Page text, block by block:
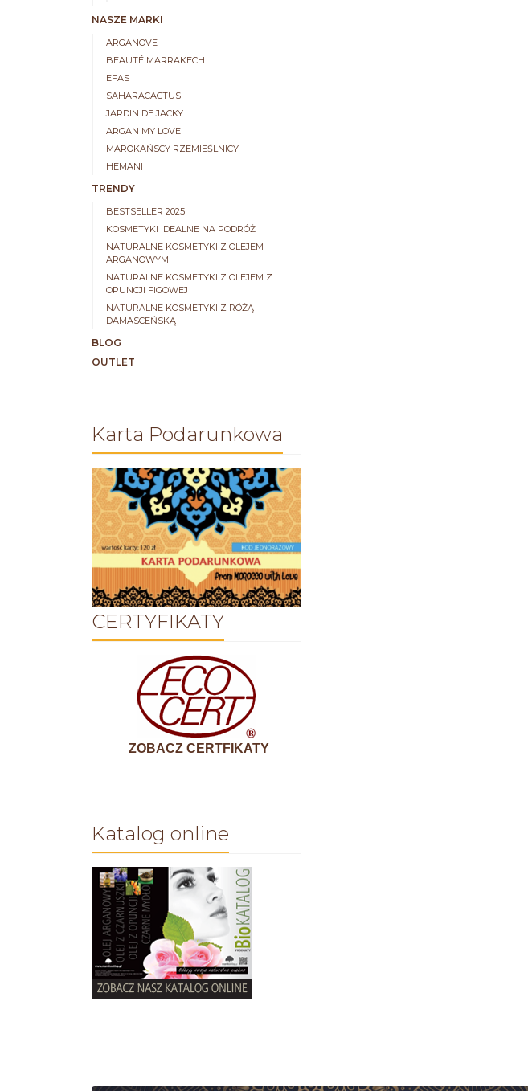
NASZE MARKI
ARGANOVE
BEAUTÉ MARRAKECH
EFAS
SAHARACACTUS
JARDIN DE JACKY
ARGAN MY LOVE
MAROKAŃSCY RZEMIEŚLNICY
HEMANI
TRENDY
BESTSELLER 2025
KOSMETYKI IDEALNE NA PODRÓŻ
NATURALNE KOSMETYKI Z OLEJEM
ARGANOWYM
NATURALNE KOSMETYKI Z OLEJEM Z
OPUNCJI FIGOWEJ
NATURALNE KOSMETYKI Z RÓŻĄ
DAMASCEŃSKĄ
BLOG
OUTLET
Karta Podarunkowa
CERTYFIKATY
ZOBACZ CERTFIKATY
Katalog online